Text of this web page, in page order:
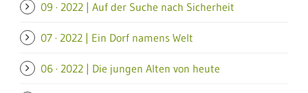
09 · 2022 | Auf der Suche nach Sicherheit
07 · 2022 | Ein Dorf namens Welt
06 · 2022 | Die jungen Alten von heute